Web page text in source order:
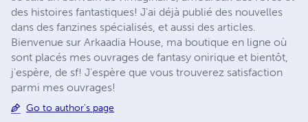
des histoires fantastiques! J'ai déjà publié des nouvelles
dans des fanzines spécialisés, et aussi des articles.
Bienvenue sur Arkaadia House, ma boutique en ligne où
sont placés mes ouvrages de fantasy onirique et bientôt,
j'espère, de sf! J'espère que vous trouverez satisfaction
parmi mes ouvrages!
Go to author's page